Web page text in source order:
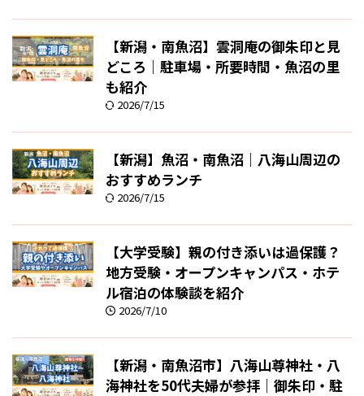
【新潟・南魚沼】雲洞庵の御朱印と見
どころ｜駐車場・所要時間・魚沼の里
も紹介
2026/7/15
【新潟】魚沼・南魚沼｜八海山周辺の
おすすめランチ
2026/7/15
【大学受験】親の付き添いは過保護？
地方受験・オープンキャンパス・ホテ
ル宿泊の体験談を紹介
2026/7/10
【新潟・南魚沼市】八海山尊神社・八
海神社を50代夫婦が参拝｜御朱印・駐